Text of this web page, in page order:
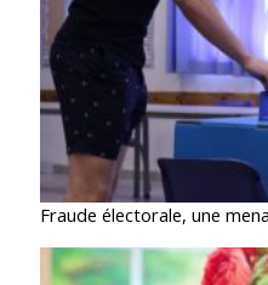
Fraude électorale, une